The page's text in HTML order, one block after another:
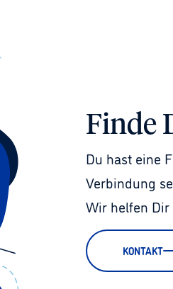
Finde
Du hast eine
Verbindung
Wir helfen Dir
KONTAKT